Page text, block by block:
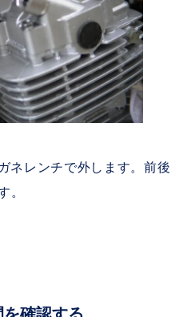
ネレンチで外します。前後
。